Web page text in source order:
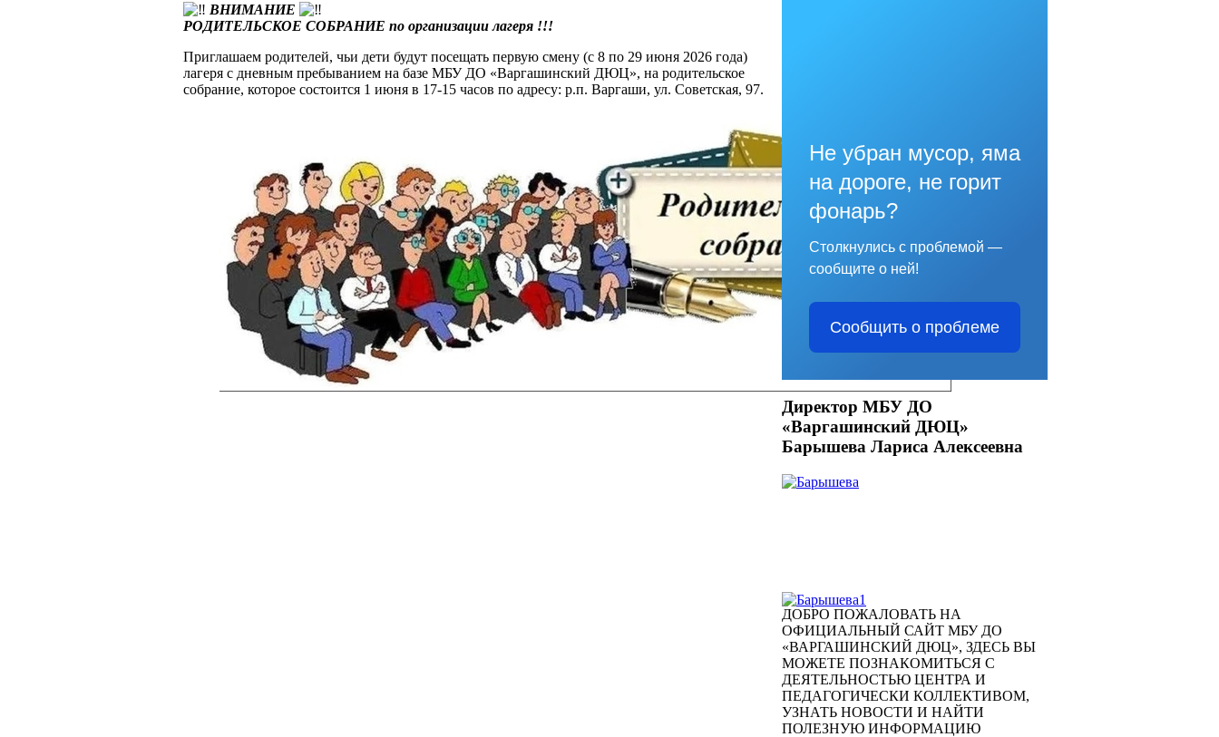
ВНИМАНИЕ
РОДИТЕЛЬСКОЕ СОБРАНИЕ по организации лагеря !!!
Приглашаем родителей, чьи дети будут посещать первую смену (с 8 по 29 июня 2026 года)
лагеря с дневным пребыванием на базе МБУ ДО «Варгашинский ДЮЦ», на родительское
собрание, которое состоится 1 июня в 17-15 часов по адресу: р.п. Варгаши, ул. Советская, 97.
Не убран мусор, яма
на дороге, не горит
фонарь?
Столкнулись с проблемой —
сообщите о ней!
Сообщить о проблеме
Директор МБУ ДО
«Варгашинский ДЮЦ»
Барышева Лариса Алексеевна
ДОБРО ПОЖАЛОВАТЬ НА
ОФИЦИАЛЬНЫЙ САЙТ МБУ ДО
«ВАРГАШИНСКИЙ ДЮЦ», ЗДЕСЬ ВЫ
МОЖЕТЕ ПОЗНАКОМИТЬСЯ С
ДЕЯТЕЛЬНОСТЬЮ ЦЕНТРА И
ПЕДАГОГИЧЕСКИ КОЛЛЕКТИВОМ,
УЗНАТЬ НОВОСТИ И НАЙТИ
ПОЛЕЗНУЮ ИНФОРМАЦИЮ